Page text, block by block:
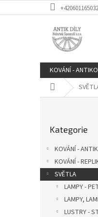
na
+420601165032
KOVÁNÍ -
Domů
n
kategorie
Kategorie
KOVÁNÍ -
KOVÁNÍ -
SVĚTLA
LAMPY -
LAMPY,
LUSTRY -